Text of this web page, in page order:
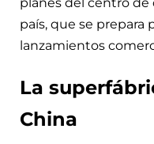
país, que se prepara
lanzamientos
La
China